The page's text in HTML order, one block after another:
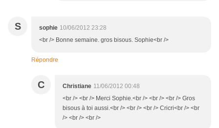
S sophie 10/06/2012 23:28
<br /> Bonne semaine. gros bisous. Sophie<br />
Répondre
C Christiane 11/06/2012 00:48
<br /> <br /> Merci Sophie.<br /> <br /> <br /> Gros
bisous à toi aussi.<br /> <br /> <br /> Cricri<br /> <br
/> <br /> <br />